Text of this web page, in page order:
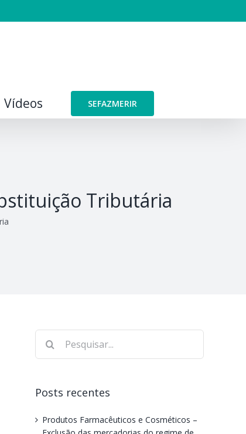
Vídeos SEFAZMERIR
Tributária
Posts recentes
Produtos Farmacêuticos e Cosméticos –